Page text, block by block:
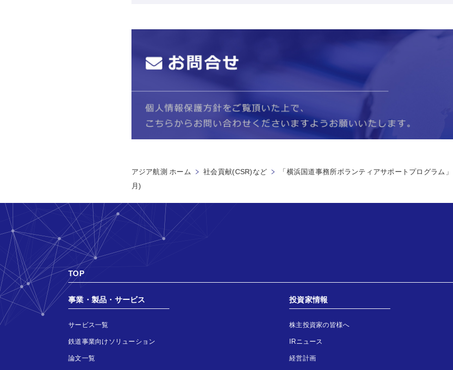
アジア航測 ホーム 社会貢献(CSR)など
「横浜国道事務所ボランティアサポートプログラ
月)
TOP
事業・製品・サービス
サービス一覧
鉄道事業向けソリューション
論文一覧
投資家情報
株主投資家の皆様へ
IRニュース
経営計画